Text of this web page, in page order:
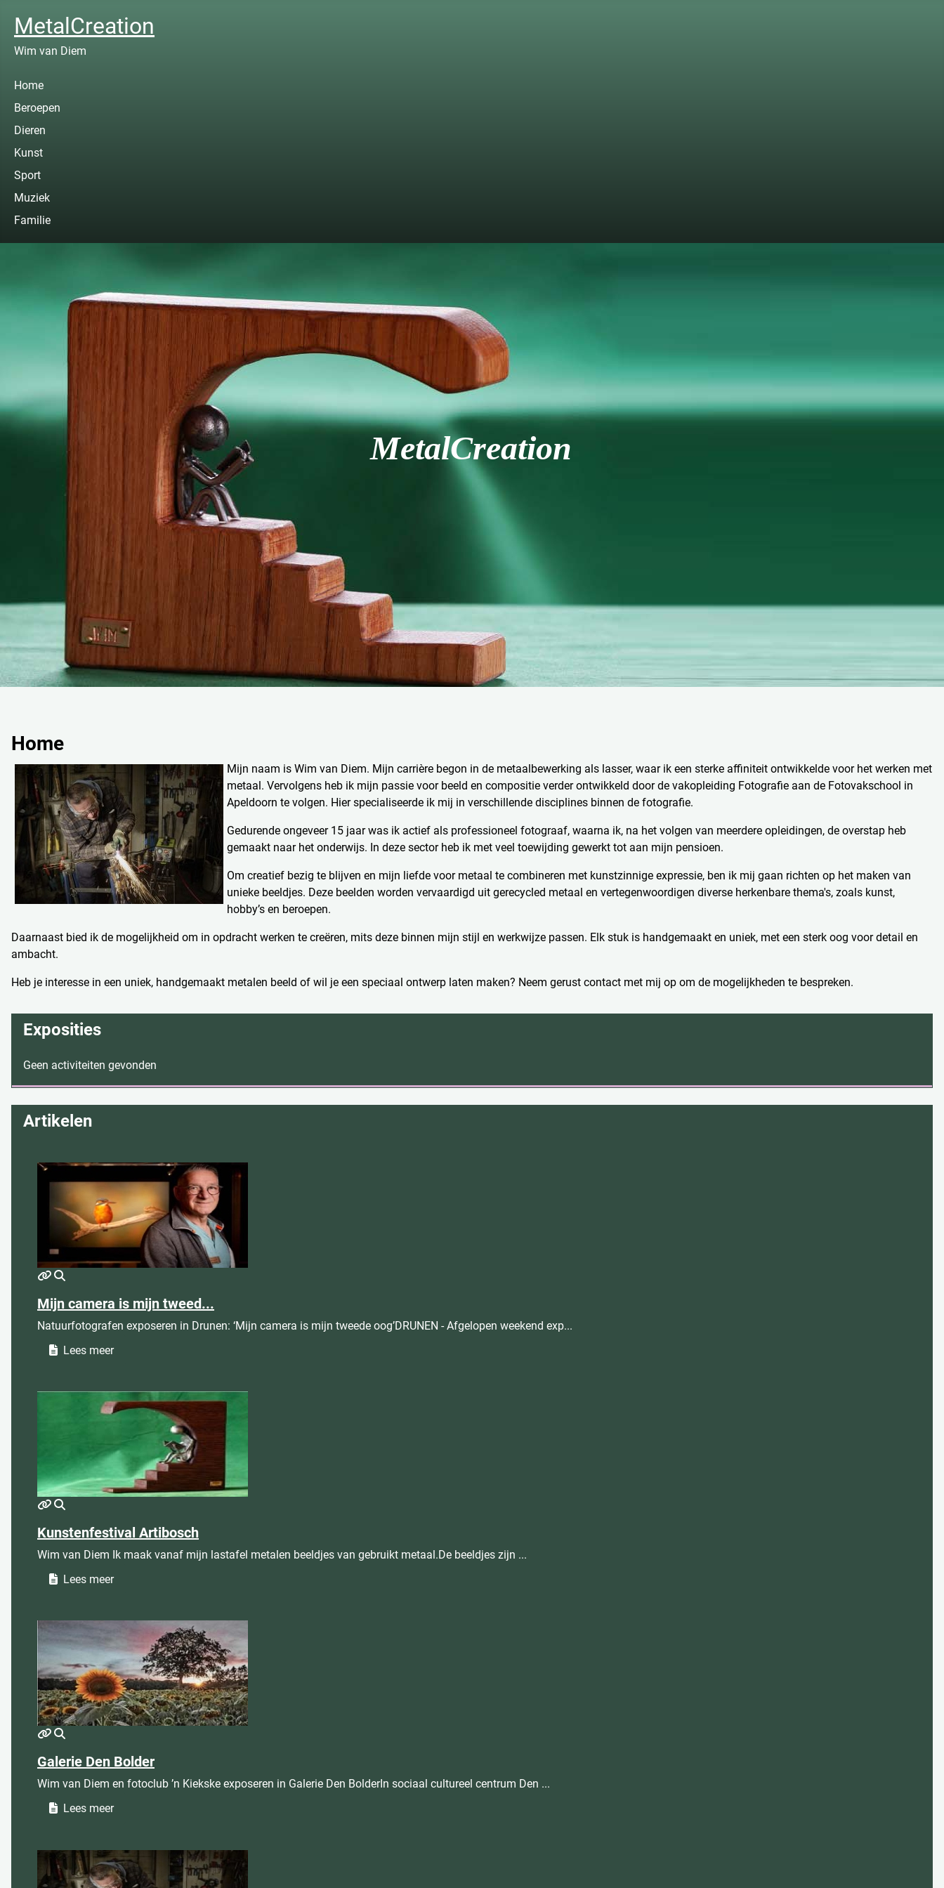
MetalCreation
Wim van Diem
Home
Beroepen
Dieren
Kunst
Sport
Muziek
Familie
MetalCreation
Home
Mijn naam is Wim van Diem. Mijn carrière begon in de metaalbewerking als lasser, waar ik een sterke affiniteit ontwikkelde voor het werken met
metaal. Vervolgens heb ik mijn passie voor beeld en compositie verder ontwikkeld door de vakopleiding Fotografie aan de Fotovakschool in
Apeldoorn te volgen. Hier specialiseerde ik mij in verschillende disciplines binnen de fotografie.
Gedurende ongeveer 15 jaar was ik actief als professioneel fotograaf, waarna ik, na het volgen van meerdere opleidingen, de overstap heb
gemaakt naar het onderwijs. In deze sector heb ik met veel toewijding gewerkt tot aan mijn pensioen.
Om creatief bezig te blijven en mijn liefde voor metaal te combineren met kunstzinnige expressie, ben ik mij gaan richten op het maken van
unieke beeldjes. Deze beelden worden vervaardigd uit gerecycled metaal en vertegenwoordigen diverse herkenbare thema's, zoals kunst,
hobby’s en beroepen.
Daarnaast bied ik de mogelijkheid om in opdracht werken te creëren, mits deze binnen mijn stijl en werkwijze passen. Elk stuk is handgemaakt en uniek, met een sterk oog voor detail en
ambacht.
Heb je interesse in een uniek, handgemaakt metalen beeld of wil je een speciaal ontwerp laten maken? Neem gerust contact met mij op om de mogelijkheden te bespreken.
Exposities
Geen activiteiten gevonden
Artikelen
MOD_JTCS_VIEW_ARTICLE_LINK
Mijn camera is mijn tweed...
Natuurfotografen exposeren in Drunen: ‘Mijn camera is mijn tweede oog’DRUNEN - Afgelopen weekend exp...
Lees meer
MOD_JTCS_VIEW_ARTICLE_LINK
Kunstenfestival Artibosch
Wim van Diem Ik maak vanaf mijn lastafel metalen beeldjes van gebruikt metaal.De beeldjes zijn ...
Lees meer
MOD_JTCS_VIEW_ARTICLE_LINK
Galerie Den Bolder
Wim van Diem en fotoclub ’n Kiekske exposeren in Galerie Den BolderIn sociaal cultureel centrum Den ...
Lees meer